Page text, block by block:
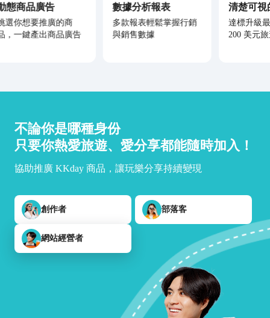
態商品廣告
選你想要推廣的商
，一鍵產出商品廣告
數據分析報表
多款報表輕鬆掌握行銷
與銷售數據
清楚可視
達標升級
200 美元
不論你是哪種身份
只要你熱愛旅遊、愛分享都能隨時加入！
協助推廣 KKday 商品，讓玩樂分享持續變現
創作者 部落客
網站經營者